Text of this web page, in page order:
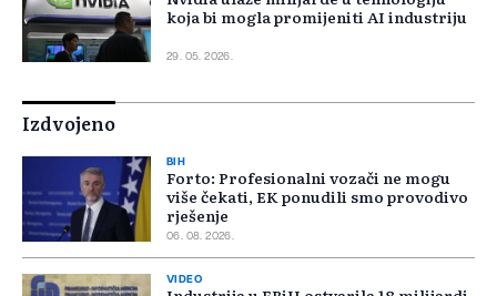
koja bi mogla promijeniti AI industriju
29. 05. 2026.
Izdvojeno
BIH
Forto: Profesionalni vozači ne mogu
više čekati, EK ponudili smo provodivo
rješenje
06. 08. 2026.
VIDEO